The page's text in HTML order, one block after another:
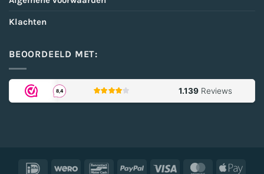
Klachten
BEOORDEELD MET:
IDeal Wero BancontactPayPal Visa MasterCard